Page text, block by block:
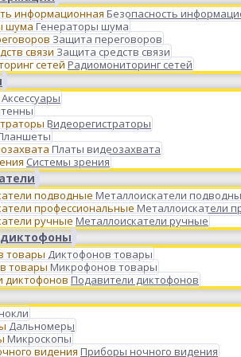
Безопасность
Генераторы шума
Защита переговоров
Защита средств связи
Радиомониторинг сетей
Аксессуары
Видеорегистраторы
Платы видеозахвата
Системы зрения
Металлоискатели
Металлоискатели
Металлоискатели ручные
Диктофонов товары
Микрофонов товары
Подавители диктофонов
Дальномеры
Микроскопы
Приборы ночного видения